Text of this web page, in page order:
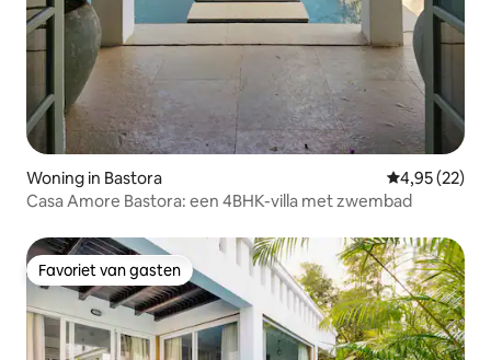
Woning in Bastora Gemiddelde
4,95 (22)
Casa Amore Bastora: een 4BHK-villa met zwembad
Favoriet van gasten
Favoriet van gasten